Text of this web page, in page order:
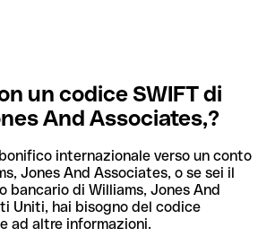
un codice SWIFT di
And Associates,?
internazionale verso un conto
Jones And Associates, o se sei il
bancario di Williams, Jones And
Uniti, hai bisogno del codice
ad altre informazioni.